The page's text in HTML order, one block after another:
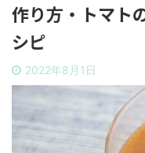
作り方・トマト
シピ
2022年8月1日